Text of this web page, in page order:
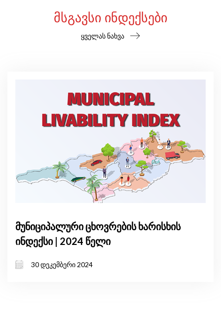
ᲛᲡᲒᲐᲕᲡᲘ ᲘᲜᲓᲔᲥᲡᲔᲑᲘ
ყველას ნახვა
მუნიციპალური ცხოვრების ხარისხის
ინდექსი | 2024 წელი
30 დეკემბერი 2024